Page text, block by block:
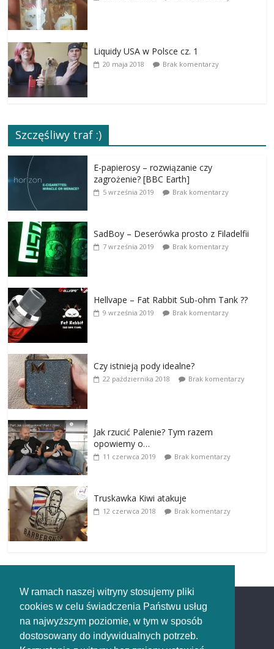
W ramach naszej witryny stosujemy pliki
cookies w celu świadczenia Państwu usług
na najwyższym poziomie, w tym w sposób
dostosowany do indywidualnych potrzeb.
Liquidy USA w Polsce cz. 1
20 maja 2018 Brak komentarzy
Szczęśliwy traf :)
E-papierosy – rozwiązanie czy
zagrożenie? [BBC Earth]
5 września 2019 Brak komentarzy
SadBoy – Deserówka prosto z Filadelfii
7 września 2019 Brak komentarzy
Hellvape – Fat Rabbit Sub-ohm Tank ??
9 września 2019 Brak komentarzy
Czy istnieją pody idealne?
22 października 2018 Brak komentarzy
Jak rzucić Palenie? Tym razem
opowiemy o…
11 czerwca 2019 Brak komentarzy
Truskawka Kiwi atakuje
12 czerwca 2018 Brak komentarzy
Redakcja